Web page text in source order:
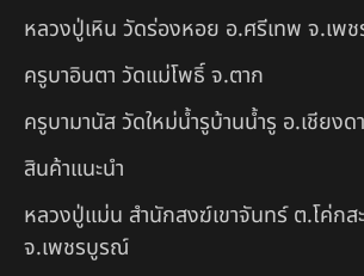
หลวงปู่เหิน วัดร่องหอย อ.ศรีเทพ จ.เพ
ครูบาอินตา วัดแม่โพธิ์ จ.ตาก
ครูบามานัส วัดใหม่น้ำรูบ้านน้ำรู อ.เชียงด
สินค้าแนะนำ
หลวงปู่แม่น สำนักสงฆ์เขาจันทร์ ต.โค่กส
จ.เพชรบูรณ์